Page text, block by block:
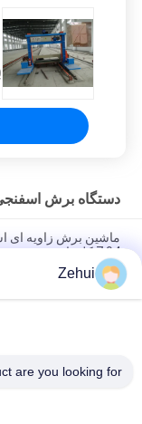
دستگاه برش
ماشین برش زاویه ای
7.94 کلووایت
Cutting Machine For
- Shaped Foam
Machine With
Zehui
are you looking for?